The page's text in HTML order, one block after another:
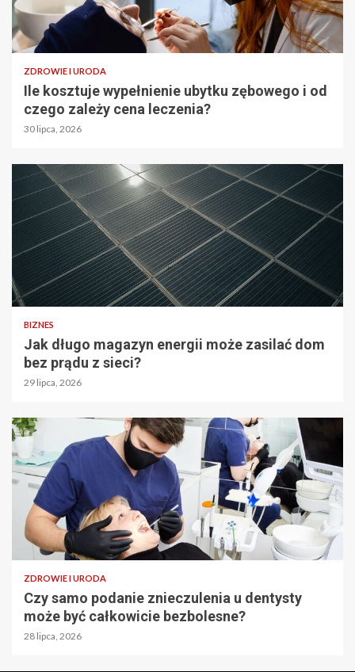
ZDROWIE I URODA
Ile kosztuje wypełnienie ubytku zębowego i od
czego zależy cena leczenia?
30 lipca, 2026
BIZNES
Jak długo magazyn energii może zasilać dom
bez prądu z sieci?
29 lipca, 2026
ZDROWIE I URODA
Czy samo podanie znieczulenia u dentysty
może być całkowicie bezbolesne?
28 lipca, 2026